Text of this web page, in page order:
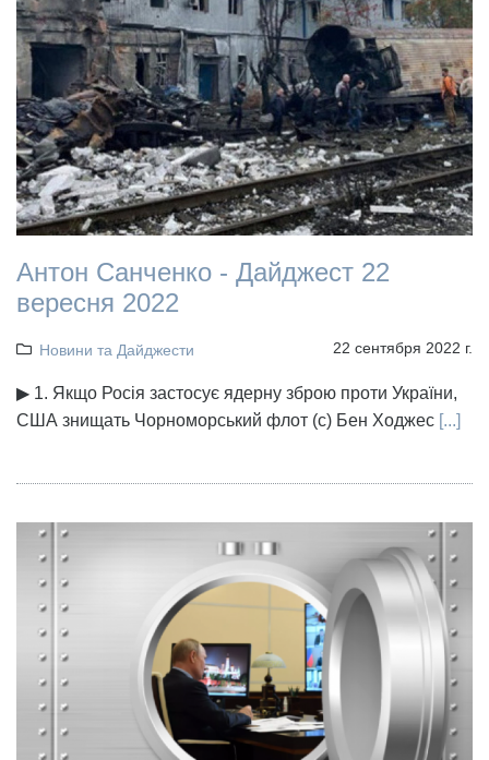
Антон Санченко - Дайджест 22
вересня 2022
Новини та Дайджести 22 сентября 2022 г.
▶ 1. Якщо Росія застосує ядерну зброю проти України,
США знищать Чорноморський флот (с) Бен Ходжес [...]